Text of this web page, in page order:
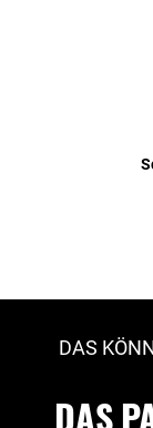
DAS
DAS